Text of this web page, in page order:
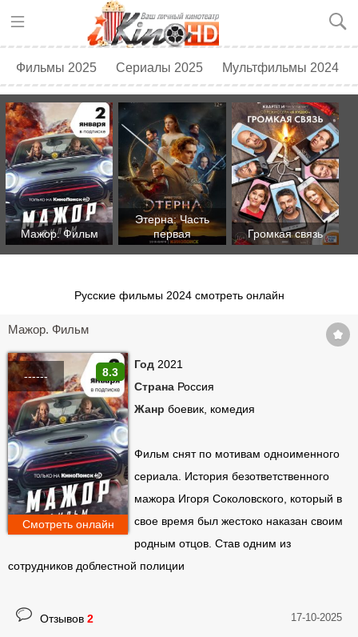
Фильмы 2025 Сериалы 2025 Мультфильмы 2024
Топ 250 Скоро в кино
Мажор. Фильм
Этерна: Часть
первая
Громкая связь
Сокровища гномов
(2025)
Тур с Иванушками
(2024)
Generation П
Ненормальный
(2024)
Русские фильмы 2024 смотреть онлайн
Мажор. Фильм
8.3
------
Год 2021
Страна Россия
Жанр боевик, комедия
Фильм снят по мотивам одноименного
сериала. История безответственного
мажора Игоря Соколовского, который в
свое время был жестоко наказан своим
родным отцов. Став одним из
сотрудников доблестной полиции
Смотреть онлайн
Отзывов 2 17-10-2025